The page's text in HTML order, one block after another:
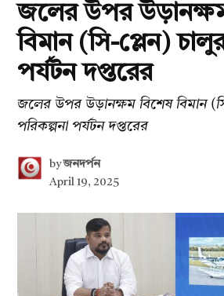
জলের উপর
বিমান (সি-প্লেন)
পর্যটন দপ্তরের
জলের উপর উড়ানক্ষম বিশেষ বিমান
পরিকল্পনা পর্যটন দপ্তরের
by জনদর্পন
April 19, 2025